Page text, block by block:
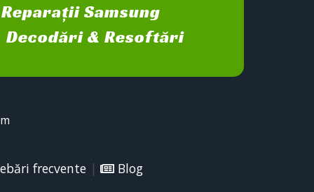
Reparații Samsung
Decodări & Resoftări
frecvente | Blog